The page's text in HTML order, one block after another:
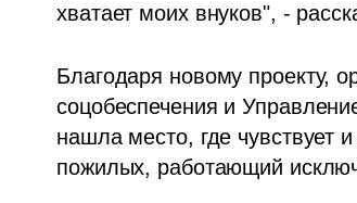
хватает моих внуков", -
Благодаря новому проекту,
соцобеспечения и
нашла место, где чувствует
пожилых, работающий